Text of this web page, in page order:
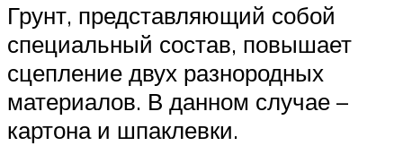
Грунт, представляющий собой
специальный состав, повышает
сцепление двух разнородных
материалов. В данном случае –
картона и шпаклевки.